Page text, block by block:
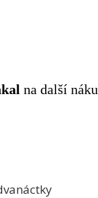
na další